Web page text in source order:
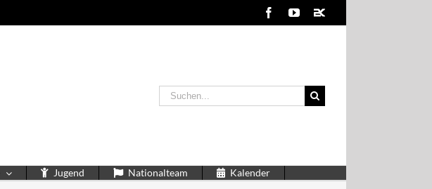
FacebookYouTube
2kDart
Suche
nach:
Jugend Nationalteam Kalender